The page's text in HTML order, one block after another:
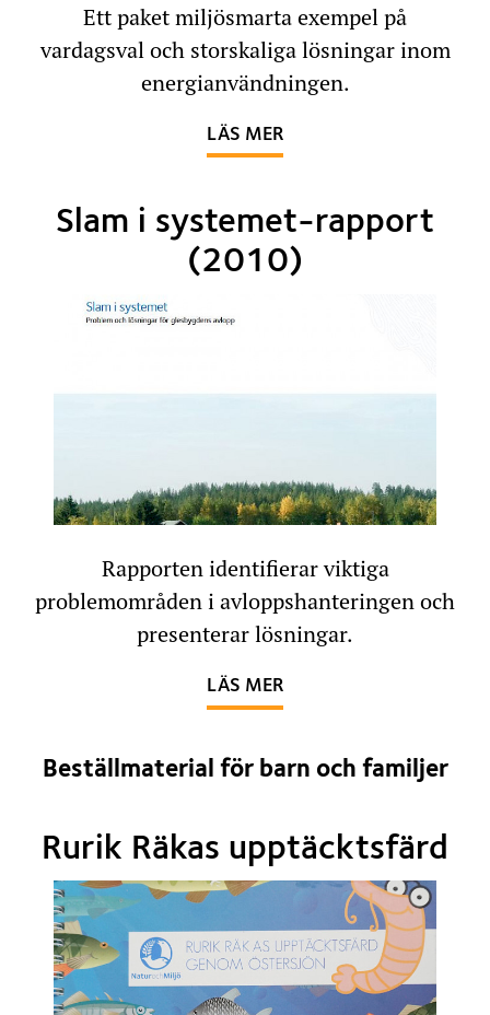
Ett paket miljösmarta exempel på
vardagsval och storskaliga lösningar inom
energianvändningen.
LÄS MEROM MED ENERGI MOT
Slam i systemet-rapport
(2010)
Rapporten identifierar viktiga
problemområden i avloppshanteringen och
presenterar lösningar.
LÄS MEROM SLAM I
Beställmaterial för barn och familjer
Rurik Räkas upptäcktsfärd